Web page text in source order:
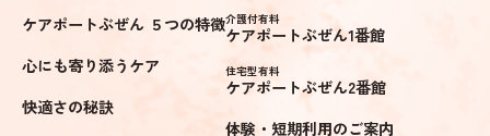
ケアポートぶぜん ５つの特徴
心にも寄り添うケア
快適さの秘訣
介護付有料
ケアポートぶぜん1番館
住宅型有料
ケアポートぶぜん2番館
体験・短期利用のご案内